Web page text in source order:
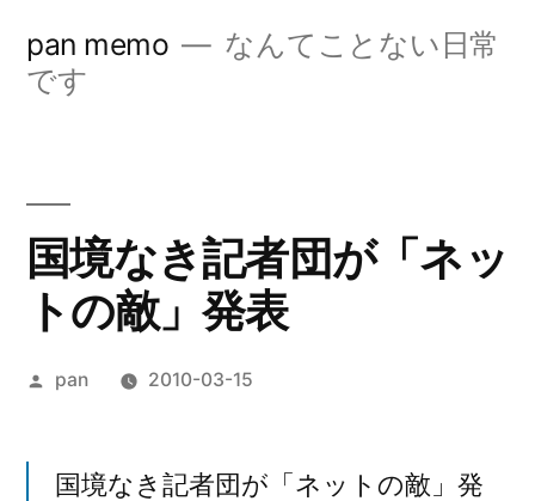
pan memo
なんてことない日常
です
国境なき記者団が「ネッ
トの敵」発表
投
pan 2010-03-15
国境なき記者団が「ネットの敵」発